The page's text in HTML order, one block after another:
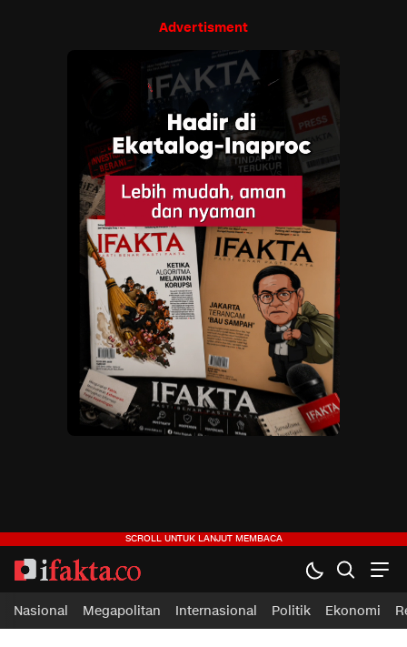
Advertisment
ifakta.co
#pastibenar
Nasional Megapolitan Internasional Politik Ekonomi